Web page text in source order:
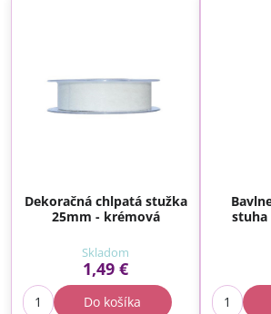
Dekoračná chlpatá stužka
25mm - krémová
Skladom
1,49 €
Do košíka
stuha